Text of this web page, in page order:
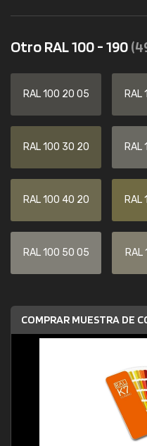
Otro RAL 100 - 190
RAL 100 20 05 RAL
RAL 100 30 20 RAL
RAL 100 40 20 RAL
RAL 100 50 05 RAL
COMPRAR MUESTRA DE